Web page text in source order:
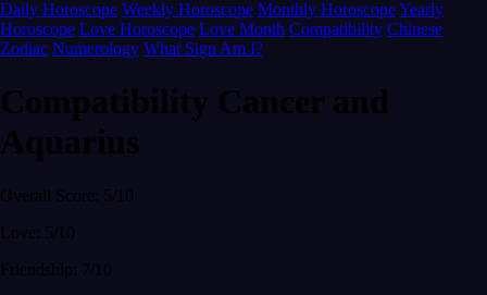
Daily Horoscope Weekly Horoscope Monthly HoroscopeYearly
Horoscope Love Horoscope Love Month Compatibility Chinese
Zodiac Numerology What Sign Am I?
Compatibility Cancer and
Aquarius
Overall Score: 5/10
Love: 5/10
Friendship: 7/10